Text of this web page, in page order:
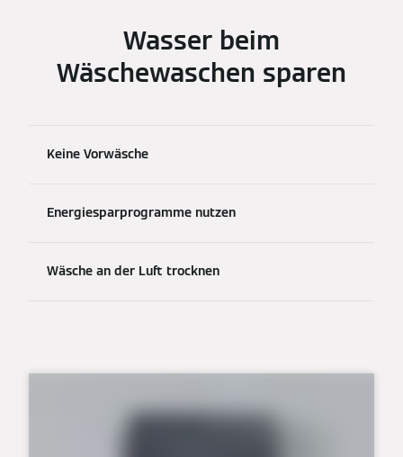
Wasser beim
Wäschewaschen sparen
Keine Vorwäsche
Energiesparprogramme nutzen
Wäsche an der Luft trocknen